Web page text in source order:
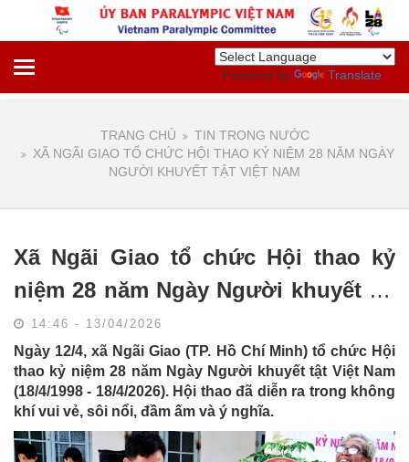
Powered by Translate
TRANG CHỦ
TIN TRONG NƯỚC
XÃ NGÃI GIAO TỔ CHỨC HỘI THAO KỶ NIỆM 28 NĂM NGÀY
NGƯỜI KHUYẾT TẬT VIỆT NAM
Xã Ngãi Giao tổ chức Hội thao kỷ
niệm 28 năm Ngày Người khuyết tật
Việt Nam
14:46 - 13/04/2026
Ngày 12/4, xã Ngãi Giao (TP. Hồ Chí Minh) tổ chức Hội
thao kỷ niệm 28 năm Ngày Người khuyết tật Việt Nam
(18/4/1998 - 18/4/2026). Hội thao đã diễn ra trong không
khí vui vẻ, sôi nổi, đầm ấm và ý nghĩa.